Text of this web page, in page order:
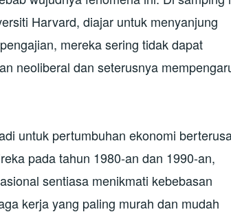
Harvard, diajar untuk menyanjung
mereka sering tidak dapat
neoliberal dan seterusnya
untuk pertumbuhan ekonomi
pada tahun 1980-an dan 1990-an,
sentiasa menikmati kebebasan
kerja yang paling murah dan mudah